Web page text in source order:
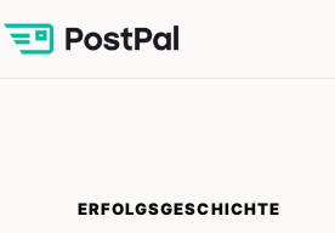
ERFOLGSGESCHICHTE